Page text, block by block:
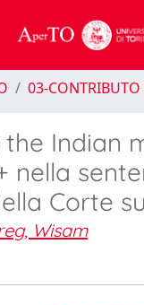
03-CONTRIBUTO
Indian
nella
Corte
Wisam